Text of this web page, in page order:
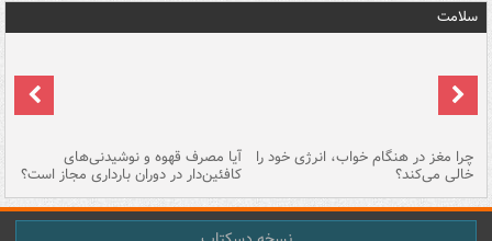
سلامت
چرا مغز در هنگام خواب، انرژی خود را
خالی می‌کند؟
آیا مصرف قهوه و نوشیدنی‌های
کافئین‌دار در دوران بارداری مجاز است؟